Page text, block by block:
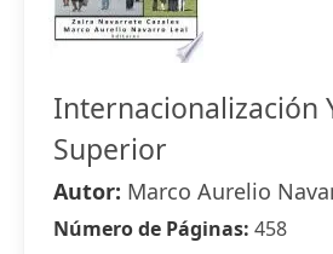
Internacionalización
Superior
Autor: Marco Aurelio
Número de Páginas: 458